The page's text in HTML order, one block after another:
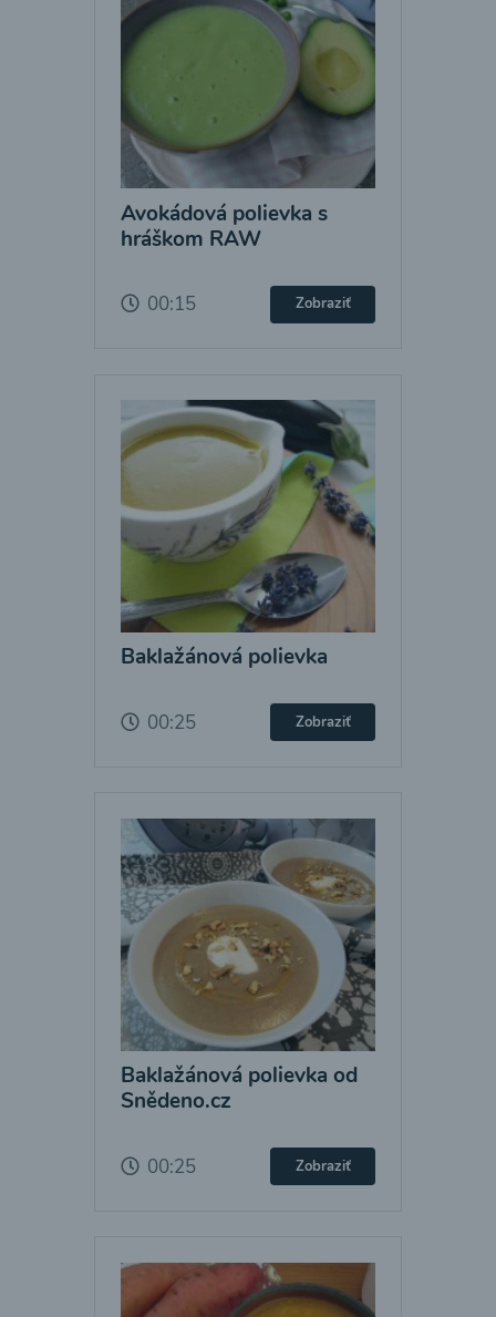
Avokádová polievka s
hráškom RAW
00:15 Zobraziť
Baklažánová polievka
00:25 Zobraziť
Baklažánová polievka od
Snědeno.cz
00:25 Zobraziť